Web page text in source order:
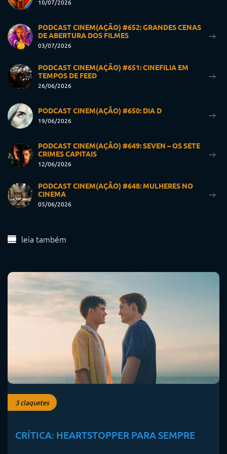
10/07/2026
PODCAST CINEM(AÇÃO) #652: GRANDES CENAS
DE ABERTURA DOS FILMES
03/07/2026
PODCAST CINEM(AÇÃO) #651: CINEFILIA EM
TEMPOS DE FEED
26/06/2026
PODCAST CINEM(AÇÃO) #650: DIA D
19/06/2026
PODCAST CINEM(AÇÃO) #649: SEVEN – OS SETE
CRIMES CAPITAIS
12/06/2026
PODCAST CINEM(AÇÃO) #648: MULHERES NO
CINEMA
05/06/2026
leia também
3 claquetes
CRÍTICA: HEARTSTOPPER PARA SEMPRE